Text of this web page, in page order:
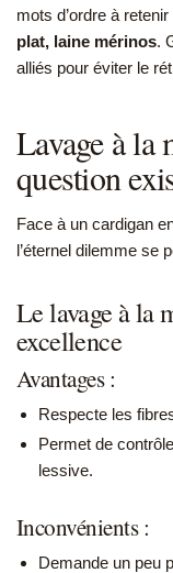
mots d’ordre à retenir
plat, laine mérinos.
alliés pour éviter le
Lavage à la
question
Face à un cardigan
l’éternel dilemme se
Le lavage à la
excellence
Avantages :
Respecte les
Permet de
lessive.
Inconvénients :
Demande un peu